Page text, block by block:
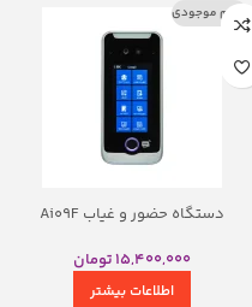
اتمام موجودی
دستگاه حضور و غیاب Ai09F
15,400,000تومان
اطلاعات بیشتر